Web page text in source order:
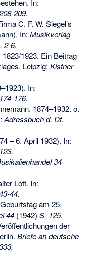
In:
209.
C. F. W. Siegel’s
In: Musikverlag
2-6.
1923. Ein Beitrag
Leipzig: Kistner
In:
176.
1874–1932. o.
Adressbuch d. Dt.
– 6. April 1932). In:
34
Lott. In:
44.
am 25.
44(1942) S. 125.
der
Briefe an deutsche